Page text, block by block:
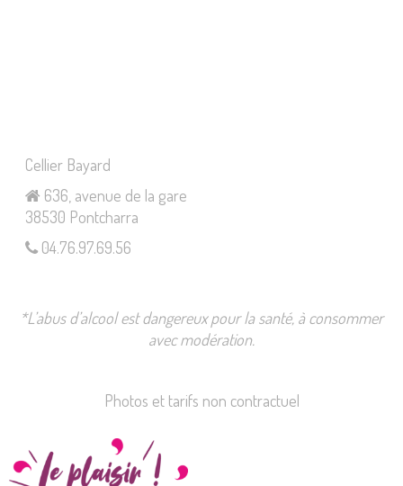
Cellier Bayard
636, avenue de la gare
38530 Pontcharra
04.76.97.69.56
*L’abus d’alcool est dangereux pour la santé, à consommer
avec modération.
Photos et tarifs non contractuel